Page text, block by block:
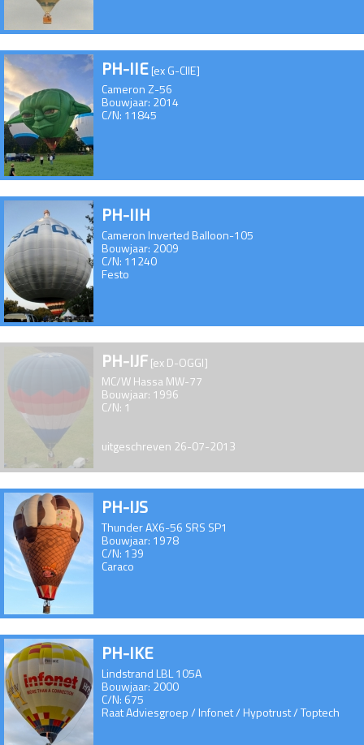
PH-IIE[ex G-CIIE]
Cameron Z-56
Bouwjaar: 2014
C/N: 11845
PH-IIH
Cameron Inverted Balloon-105
Bouwjaar: 2009
C/N: 11240
Festo
PH-IJF[ex D-OGGI]
MC/W Hassa MW-77
Bouwjaar: 1996
C/N: 1
uitgeschreven 26-07-2013
PH-IJS
Thunder AX6-56 SRS SP1
Bouwjaar: 1978
C/N: 139
Caraco
PH-IKE
Lindstrand LBL 105A
Bouwjaar: 2000
C/N: 675
Raat Adviesgroep / Infonet / Hypotrust / Toptech